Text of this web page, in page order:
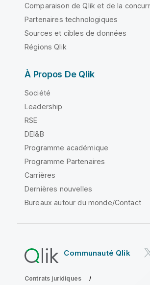
Comparaison de Qlik et de la
Partenaires technologiques
Sources et cibles de données
Régions Qlik
À Propos De Qlik
Société
Leadership
RSE
DEI&B
Programme académique
Programme Partenaires
Carrières
Dernières nouvelles
Bureaux autour du monde/Contact
Communauté Qlik
Contrats juridiques